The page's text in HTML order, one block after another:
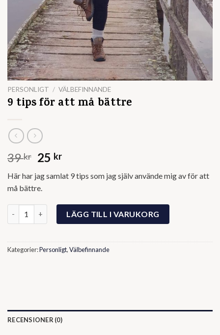
PERSONLIGT / VÄLBEFINNANDE
9 tips för att må bättre
39kr Det
priset
var:
39 kr.
25 krDet
priset
25 kr.
Här har jag samlat 9 tips som jag själv använde mig av för att
må bättre.
9 tips för att må bättre mängdLÄGG TILL I VARUKORG
Kategorier:Personligt,Välbefinnande
RECENSIONER (0)